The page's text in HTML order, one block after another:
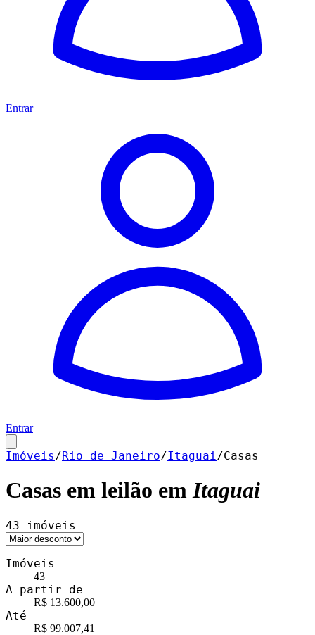
Entrar
Entrar
Imóveis/Rio de Janeiro/Itaguai/Casas
Casas em leilão emItaguai
43 imóveis
Imóveis
43
A partir de
R$ 13.600,00
Até
R$ 99.007,41